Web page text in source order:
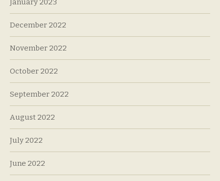
January 2023
December 2022
November 2022
October 2022
September 2022
August 2022
July 2022
June 2022